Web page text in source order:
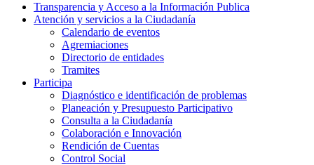
Transparencia y Acceso a la Información Publica
Atención y servicios a la Ciudadanía
Calendario de eventos
Agremiaciones
Directorio de entidades
Tramites
Participa
Diagnóstico e identificación de problemas
Planeación y Presupuesto Participativo
Consulta a la Ciudadanía
Colaboración e Innovación
Rendición de Cuentas
Control Social